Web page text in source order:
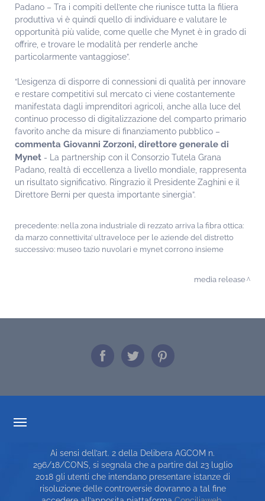
Padano – Tra i compiti dell’ente che riunisce tutta la filiera
produttiva vi è quindi quello di individuare e valutare le
opportunità più valide, come quelle che Mynet è in grado di
offrire, e trovare le modalità per renderle anche
particolarmente vantaggiose”.
“L’esigenza di disporre di connessioni di qualità per innovare
e restare competitivi sul mercato ci viene costantemente
manifestata dagli imprenditori agricoli, anche alla luce del
continuo processo di digitalizzazione del comparto primario
favorito anche da misure di finanziamento pubblico –
commenta Giovanni Zorzoni, direttore generale di
Mynet - La partnership con il Consorzio Tutela Grana
Padano, realtà di eccellenza a livello mondiale, rappresenta
un risultato significativo. Ringrazio il Presidente Zaghini e il
Direttore Berni per questa importante sinergia”.
precedente: nella zona industriale di rezzato arriva la fibra ottica:
da marzo connettivita’ ultraveloce per le aziende del distretto
successivo: museo tazio nuvolari e mynet corrono insieme
media release
CARTA DEI SERVIZI
TOP RICERCHE
Ai sensi dell’art. 2 della Delibera AGCOM n.
296/18/CONS, si segnala che a partire dal 23 luglio
2018 gli utenti che intendano presentare istanze di
risoluzione delle controversie dovranno a tal fine